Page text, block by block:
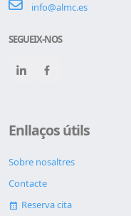
info@almc.es
SEGUEIX-NOS
Enllaços útils
Sobre nosaltres
Contacte
Reserva cita